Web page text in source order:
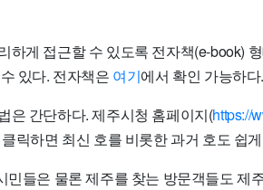
하게 접근할 수 있도록 전자책(e-book)
있다. 전자책은 여기에서 확인 가능하다.
은 간단하다. 제주시청 홈페이지(https://
릭하면 최신 호를 비롯한 과거 호도 쉽
민들은 물론 제주를 찾는 방문객들도 제